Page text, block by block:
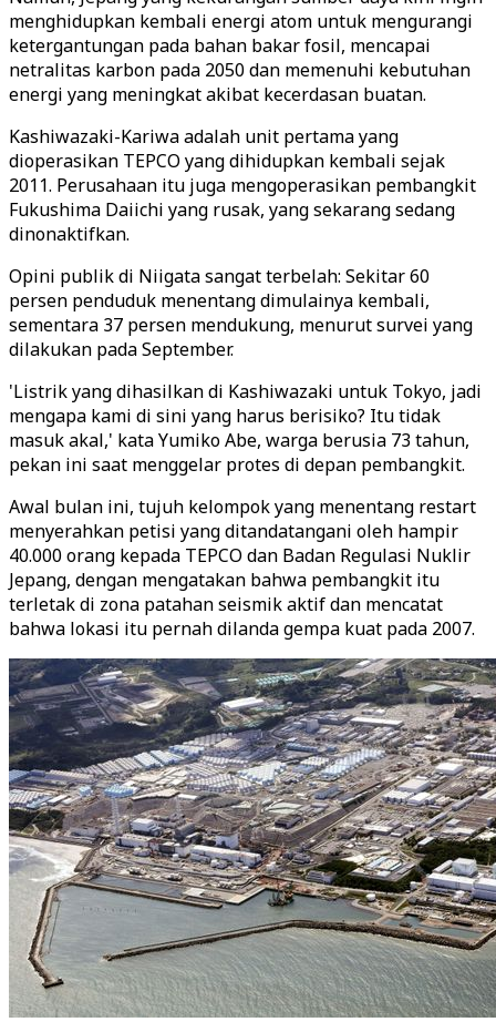
menghidupkan kembali energi atom untuk mengurangi
ketergantungan pada bahan bakar fosil, mencapai
netralitas karbon pada 2050 dan memenuhi kebutuhan
energi yang meningkat akibat kecerdasan buatan.
Kashiwazaki-Kariwa adalah unit pertama yang
dioperasikan TEPCO yang dihidupkan kembali sejak
2011. Perusahaan itu juga mengoperasikan pembangkit
Fukushima Daiichi yang rusak, yang sekarang sedang
dinonaktifkan.
Opini publik di Niigata sangat terbelah: Sekitar 60
persen penduduk menentang dimulainya kembali,
sementara 37 persen mendukung, menurut survei yang
dilakukan pada September.
'Listrik yang dihasilkan di Kashiwazaki untuk Tokyo, jadi
mengapa kami di sini yang harus berisiko? Itu tidak
masuk akal,' kata Yumiko Abe, warga berusia 73 tahun,
pekan ini saat menggelar protes di depan pembangkit.
Awal bulan ini, tujuh kelompok yang menentang restart
menyerahkan petisi yang ditandatangani oleh hampir
40.000 orang kepada TEPCO dan Badan Regulasi Nuklir
Jepang, dengan mengatakan bahwa pembangkit itu
terletak di zona patahan seismik aktif dan mencatat
bahwa lokasi itu pernah dilanda gempa kuat pada 2007.